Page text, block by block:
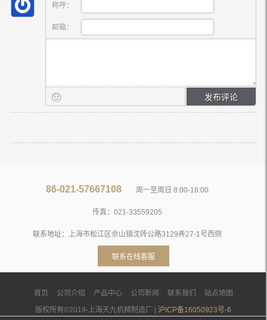
称呼：
邮箱：
86-021-57667108 周一至周日 8:00-18:00
传真：021-33559205
联系地址：上海市松江区佘山镇沈砖公路3129弄27-1号西侧
联系在线客服
首页 公司介绍 产品中心 公司新闻 联系我们
站点地图
版权所有©2019-上海天九机械制造厂 |沪ICP备16050923号-6